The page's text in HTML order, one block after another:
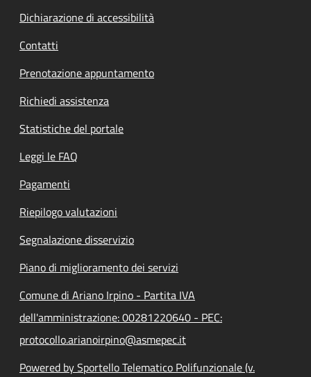
Dichiarazione di accessibilità
Contatti
Prenotazione appuntamento
Richiedi assistenza
Statistiche del portale
Leggi le FAQ
Pagamenti
Riepilogo valutazioni
Segnalazione disservizio
Piano di miglioramento dei servizi
Comune di Ariano Irpino - Partita IVA
dell'amministrazione: 00281220640 - PEC:
protocollo.arianoirpino@asmepec.it
Powered by Sportello Telematico Polifunzionale (v.